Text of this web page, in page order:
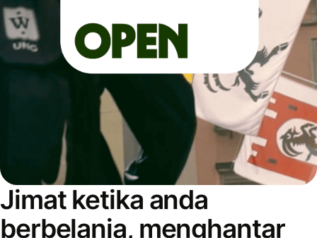
Jimat ketika anda
berbelanja, menghantar